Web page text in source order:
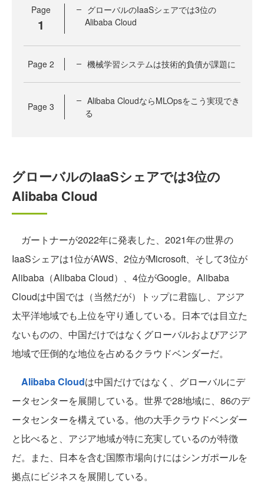
Page
1
グローバルのIaaSシェアでは3位の
Alibaba Cloud
Page 2 機械学習システムは技術的負債が課題に
Page 3
Alibaba CloudならMLOpsをこう実現でき
る
グローバルのIaaSシェアでは3位の
Alibaba Cloud
ガートナーが2022年に発表した、2021年の世界の
IaaSシェアは1位がAWS、2位がMicrosoft、そして3位が
Alibaba（Alibaba Cloud）、4位がGoogle。Alibaba
Cloudは中国では（当然だが）トップに君臨し、アジア
太平洋地域でも上位を守り通している。日本では目立た
ないものの、中国だけではなくグローバルおよびアジア
地域で圧倒的な地位を占めるクラウドベンダーだ。
Alibaba Cloudは中国だけではなく、グローバルにデ
ータセンターを展開している。世界で28地域に、86のデ
ータセンターを構えている。他の大手クラウドベンダー
と比べると、アジア地域が特に充実しているのが特徴
だ。また、日本を含む国際市場向けにはシンガポールを
拠点にビジネスを展開している。